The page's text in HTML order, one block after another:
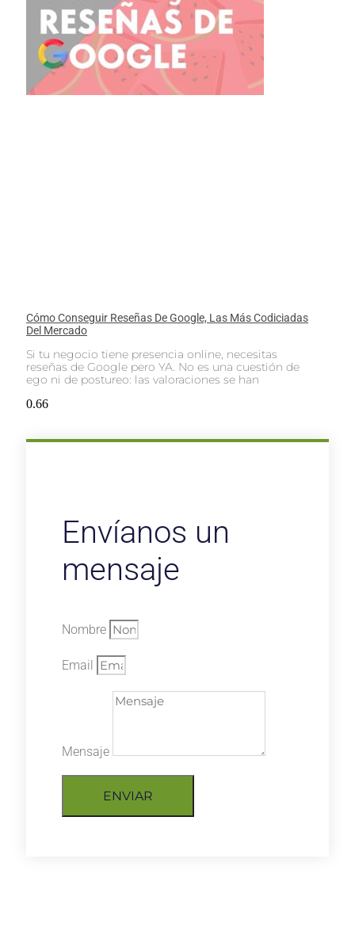
Cómo Conseguir Reseñas De Google, Las Más Codiciadas
Del Mercado
Si tu negocio tiene presencia online, necesitas
reseñas de Google pero YA. No es una cuestión de
ego ni de postureo: las valoraciones se han
Envíanos un
mensaje
Nombre
Email
Mensaje
ENVIAR